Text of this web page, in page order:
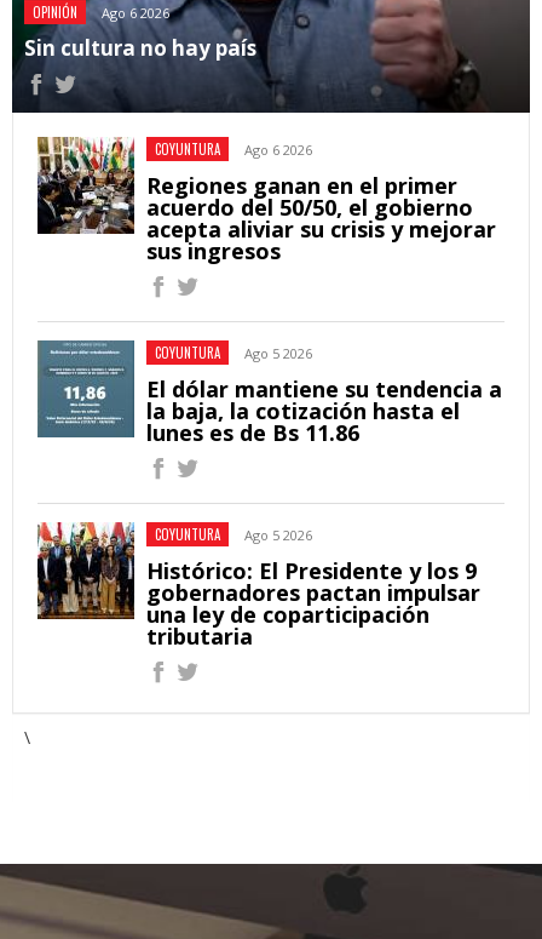
OPINIÓN Ago 6 2026
Sin cultura no hay país
COYUNTURA Ago 6 2026
Regiones ganan en el primer
acuerdo del 50/50, el gobierno
acepta aliviar su crisis y mejorar
sus ingresos
COYUNTURA Ago 5 2026
El dólar mantiene su tendencia a
la baja, la cotización hasta el
lunes es de Bs 11.86
COYUNTURA Ago 5 2026
Histórico: El Presidente y los 9
gobernadores pactan impulsar
una ley de coparticipación
tributaria
\